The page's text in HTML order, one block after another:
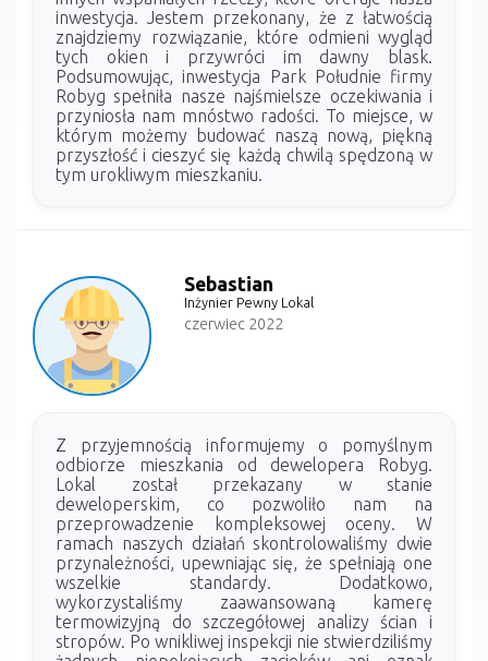
inwestycja. Jestem przekonany, że z łatwością
znajdziemy rozwiązanie, które odmieni wygląd
tych okien i przywróci im dawny blask.
Podsumowując, inwestycja Park Południe firmy
Robyg spełniła nasze najśmielsze oczekiwania i
przyniosła nam mnóstwo radości. To miejsce, w
którym możemy budować naszą nową, piękną
przyszłość i cieszyć się każdą chwilą spędzoną w
tym urokliwym mieszkaniu.
Sebastian
Inżynier Pewny Lokal
czerwiec 2022
Z przyjemnością informujemy o pomyślnym
odbiorze mieszkania od dewelopera Robyg.
Lokal został przekazany w stanie
deweloperskim, co pozwoliło nam na
przeprowadzenie kompleksowej oceny. W
ramach naszych działań skontrolowaliśmy dwie
przynależności, upewniając się, że spełniają one
wszelkie standardy. Dodatkowo,
wykorzystaliśmy zaawansowaną kamerę
termowizyjną do szczegółowej analizy ścian i
stropów. Po wnikliwej inspekcji nie stwierdziliśmy